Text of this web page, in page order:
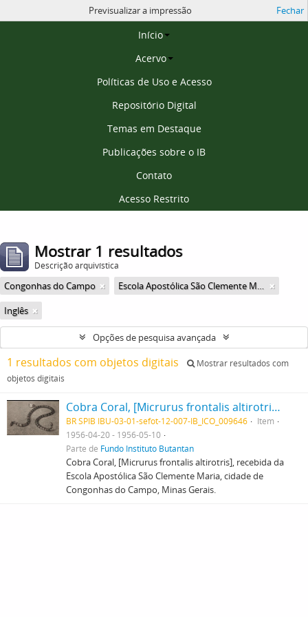
Página inicial
Início
Acervo
Políticas de Uso e Acesso
Repositório Digital
Temas em Destaque
Publicações sobre o IB
Contato
Acesso Restrito
Previsualizar a impressão Fechar
Mostrar 1 resultados
Descrição arquivística
Congonhas do Campo
Escola Apostólica São Clemente Maria
Inglês
Opções de pesquisa avançada
1 resultados com objetos digitais
Mostrar resultados com
objetos digitais
Cobra Coral, [Micrurus frontalis altirotris], recebida da Escola Apostólica São Clemente Maria, cidade de Congonhas do Campo, Minas Gerais.
BR SPIB IBU-03-01-sefot-12-007-IB_ICO_009646
Item
1956-04-20 - 1956-05-10
Parte de Fundo Instituto Butantan
Cobra Coral, [Micrurus frontalis altirotris], recebida da
Escola Apostólica São Clemente Maria, cidade de
Congonhas do Campo, Minas Gerais.